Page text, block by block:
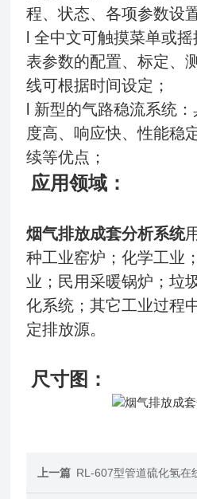
程、状态、各项参数设
l 全中文可触摸菜单或
表参数的配置、标定、
线可根据时间设定；
l 新型的气路稳流系统
度高、响应快、性能稳
续等优点；
应用领域：
烟气排放成套分析系统
种工业窑炉；化学工业
业；民用采暖锅炉；垃
化系统；其它工业过程
定排放源。
尺寸图：
上一篇 RL-607型管道硫化氢在